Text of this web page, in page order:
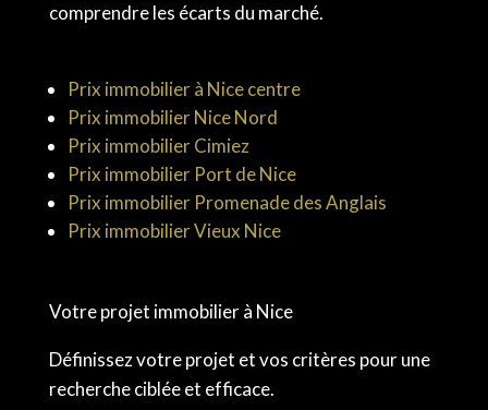
comprendre les écarts du marché.
Prix immobilier à Nice centre
Prix immobilier Nice Nord
Prix immobilier Cimiez
Prix immobilier Port de Nice
Prix immobilier Promenade des Anglais
Prix immobilier Vieux Nice
Votre projet immobilier à Nice
Définissez votre projet et vos critères pour une
recherche ciblée et efficace.